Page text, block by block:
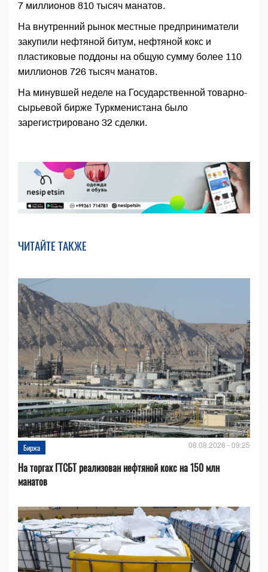
7 миллионов 810 тысяч манатов.
На внутренний рынок местные предприниматели
закупили нефтяной битум, нефтяной кокс и
пластиковые поддоны на общую сумму более 110
миллионов 726 тысяч манатов.
На минувшей неделе на Государственной товарно-
сырьевой бирже Туркменистана было
зарегистрировано 32 сделки.
ЧИТАЙТЕ ТАКЖЕ
Биржа 08.08.2026 - 09:25
На торгах ГТСБТ реализован нефтяной кокс на 150 млн
манатов